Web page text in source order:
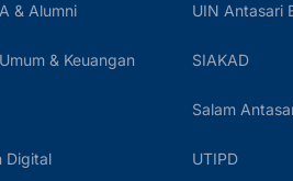
& Alumni
& Keuangan
Digital
UIN Antasari
SIAKAD
Salam
UTIPD